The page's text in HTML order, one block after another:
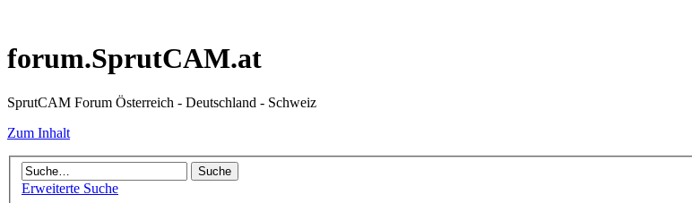
forum.SprutCAM.at
SprutCAM Forum Österreich - Deutschland - Schweiz
Zum Inhalt
Erweiterte Suche